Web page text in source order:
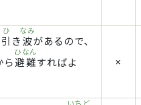
引
ひ
き 波
なみ
があるので、
ら 避難
ひなん
すればよ
×